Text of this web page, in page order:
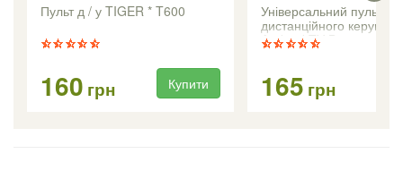
Пульт д / у TIGER * T600
160 грн Купити
Універсальний пульт
дистанційного
Android TV Box серії
165 грн